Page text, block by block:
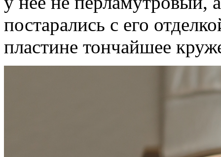
постарались с его
пластине тончайшее